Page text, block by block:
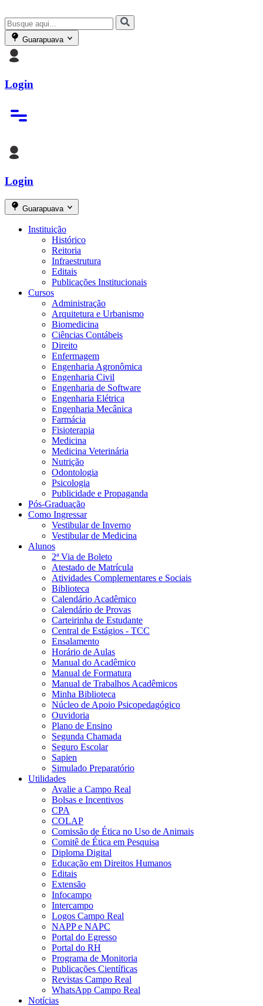
Guarapuava
Login
Login
Guarapuava
Instituição
Histórico
Reitoria
Infraestrutura
Editais
Publicações Institucionais
Cursos
Administração
Arquitetura e Urbanismo
Biomedicina
Ciências Contábeis
Direito
Enfermagem
Engenharia Agronômica
Engenharia Civil
Engenharia de Software
Engenharia Elétrica
Engenharia Mecânica
Farmácia
Fisioterapia
Medicina
Medicina Veterinária
Nutrição
Odontologia
Psicologia
Publicidade e Propaganda
Pós-Graduação
Como Ingressar
Vestibular de Inverno
Vestibular de Medicina
Alunos
2ª Via de Boleto
Atestado de Matrícula
Atividades Complementares e Sociais
Biblioteca
Calendário Acadêmico
Calendário de Provas
Carteirinha de Estudante
Central de Estágios - TCC
Ensalamento
Horário de Aulas
Manual do Acadêmico
Manual de Formatura
Manual de Trabalhos Acadêmicos
Minha Biblioteca
Núcleo de Apoio Psicopedagógico
Ouvidoria
Plano de Ensino
Segunda Chamada
Seguro Escolar
Sapien
Simulado Preparatório
Utilidades
Avalie a Campo Real
Bolsas e Incentivos
CPA
COLAP
Comissão de Ética no Uso de Animais
Comitê de Ética em Pesquisa
Diploma Digital
Educação em Direitos Humanos
Editais
Extensão
Infocampo
Intercampo
Logos Campo Real
NAPP e NAPC
Portal do Egresso
Portal do RH
Programa de Monitoria
Publicações Científicas
Revistas Campo Real
WhatsApp Campo Real
Notícias